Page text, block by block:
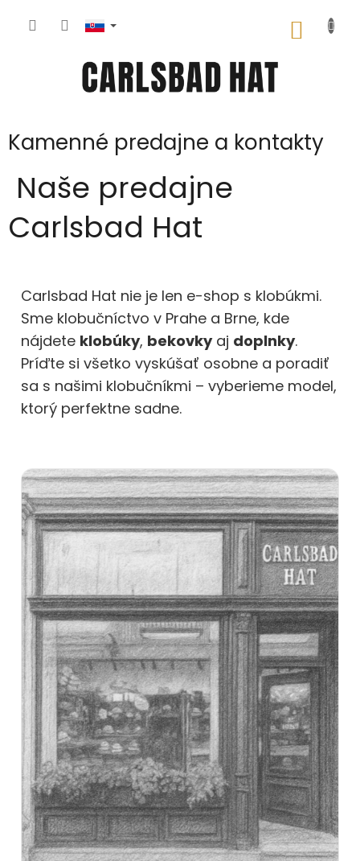
Kamenné predajne a kontakty
Naše predajne
Carlsbad Hat
Carlsbad Hat nie je len e-shop s klobúkmi.
Sme klobučníctvo v Prahe a Brne, kde
nájdete klobúky, bekovkyaj doplnky.
Príďte si všetko vyskúšať osobne a poradiť
sa s našimi klobučníkmi – vyberieme model,
ktorý perfektne sadne.